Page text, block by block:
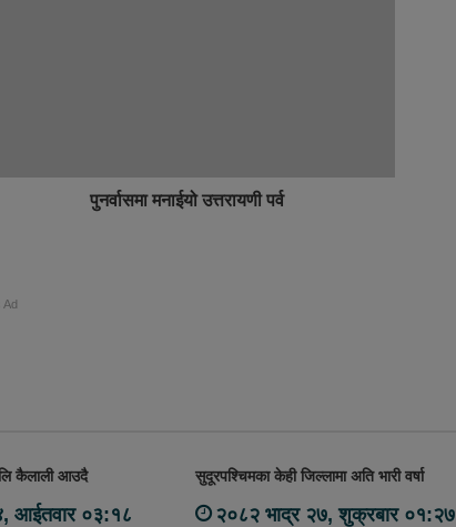
पुनर्वासमा मनाईयो उत्तरायणी पर्व
Ad
कैलाली आउदै
आईतवार ०३:१८
सुदूरपश्चिमका केही जिल्लामा अति भारी वर्षा
२०८२ भाद्र २७, शुक्रबार ०१:२७